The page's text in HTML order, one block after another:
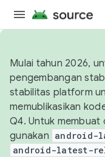
Mulai tahun 2026,
pengembangan
stabilitas platform
memublikasikan
Q4. Untuk membuat
gunakan android-
android-latest-